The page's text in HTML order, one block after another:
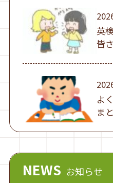
英
皆
よ
ま
NEWS お知らせ